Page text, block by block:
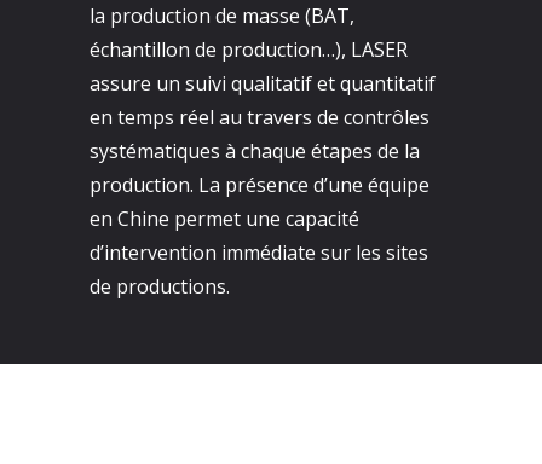
la production de masse (BAT,
échantillon de production…), LASER
assure un suivi qualitatif et quantitatif
en temps réel au travers de contrôles
systématiques à chaque étapes de la
production. La présence d’une équipe
en Chine permet une capacité
d’intervention immédiate sur les sites
de productions.